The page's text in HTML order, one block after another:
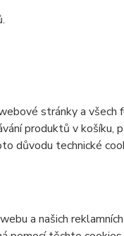
stránky a
produktů v košíku,
důvodu technické
a našich